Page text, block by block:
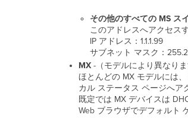
その他のすべての MS ス
このアドレスへアクセス
IP アドレス：1.1.1.99
サブネット マスク：
MX-（モデルにより異なりま
ほとんどの MX モデルには
カル ステータス ページへア
既定では MX デバイスは
Web ブラウザでデフォルト